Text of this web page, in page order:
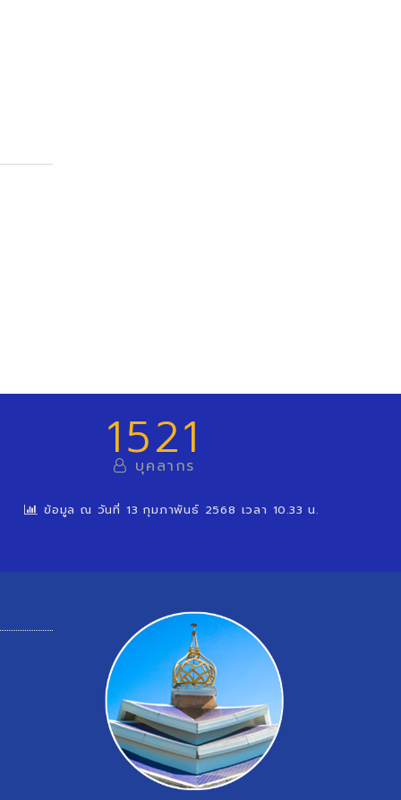
1521
บุคลากร
ข้อมูล ณ วันที่ 13 กุมภาพันธ์ 2568 เวลา 10.33 น.